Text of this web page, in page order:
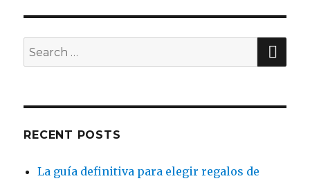
Search
for:
RECENT POSTS
La guía definitiva para elegir regalos de